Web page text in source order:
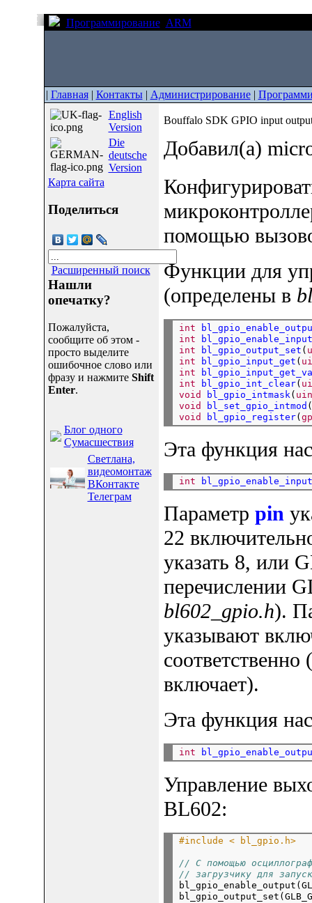
Программирование ARM
| Главная| Контакты| Администрирование|
English
Version
Die
deutsche
Version
Карта сайта
Поделиться
Расширенный поиск
Нашли
опечатку?
Пожалуйста,
сообщите об этом -
просто выделите
ошибочное слово или
фразу и нажмите Shift
Enter.
Блог одного
Сумасшествия
Светлана,
видеомонтаж
ВКонтакте
Телеграм
Bouffalo SDK GPIO input
Добавил(а)
помощью
Функции для
(определены в
int
int
bl_gpio_enable_input
int
bl_gpio_output_set (
int
bl_gpio_input_get (
int
int
bl_gpio_int_clear(
void
bl_gpio_intmask (
void
bl_set_gpio_intmod (
void
bl_gpio_register(
Эта функция
int bl_gpio_enable_input
Параметр pin
22
указать 8, или
перечислении
bl602_gpio.h).
указывают
включает).
Эта функция
int
Управление
BL602:
#include < bl_gpio.h>
// С помощью
// загрузчику для